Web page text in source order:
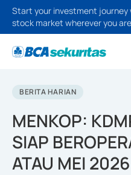
Start your investment
stock market wherever you
BERITA HARIAN
MENKOP:
SIAP
ATAU MEI 2026